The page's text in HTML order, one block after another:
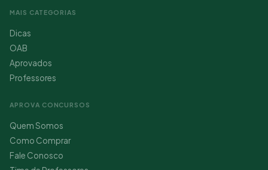
MAIS CATEGORIAS
Dicas
OAB
Aprovados
Professores
APROVA CONCURSOS
Quem Somos
Como Comprar
Fale Conosco